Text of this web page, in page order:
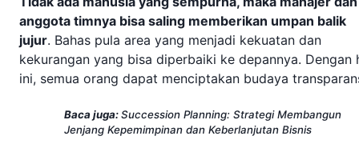
anggota timnya bisa saling memberikan umpan balik
jujur. Bahas pula area yang menjadi kekuatan dan
kekurangan yang bisa diperbaiki ke depannya. Dengan
ini, semua orang dapat menciptakan budaya
Baca juga:Succession Planning: Strategi Membangun
Jenjang Kepemimpinan dan Keberlanjutan Bisnis